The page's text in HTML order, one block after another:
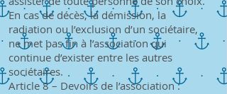
En cas de décès, la démission, la
radiation ou l’exclusion d’un sociétaire,
ne met pas fin à l’association qui
continue d’exister entre les autres
sociétaires.
Article 8 – Devoirs de l’association :